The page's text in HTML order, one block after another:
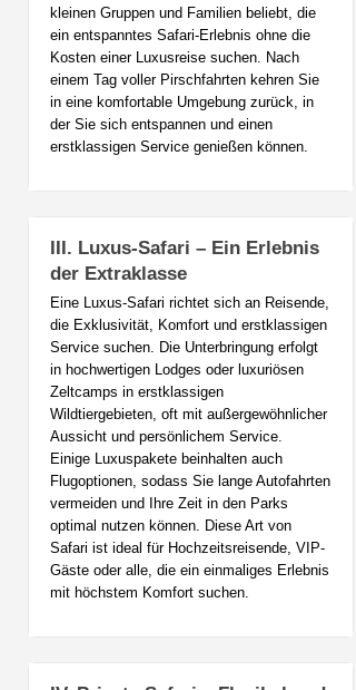
kleinen Gruppen und Familien beliebt, die
ein entspanntes Safari-Erlebnis ohne die
Kosten einer Luxusreise suchen. Nach
einem Tag voller Pirschfahrten kehren Sie
in eine komfortable Umgebung zurück, in
der Sie sich entspannen und einen
erstklassigen Service genießen können.
III. Luxus-Safari – Ein Erlebnis
der Extraklasse
Eine Luxus-Safari richtet sich an Reisende,
die Exklusivität, Komfort und erstklassigen
Service suchen. Die Unterbringung erfolgt
in hochwertigen Lodges oder luxuriösen
Zeltcamps in erstklassigen
Wildtiergebieten, oft mit außergewöhnlicher
Aussicht und persönlichem Service.
Einige Luxuspakete beinhalten auch
Flugoptionen, sodass Sie lange Autofahrten
vermeiden und Ihre Zeit in den Parks
optimal nutzen können. Diese Art von
Safari ist ideal für Hochzeitsreisende, VIP-
Gäste oder alle, die ein einmaliges Erlebnis
mit höchstem Komfort suchen.